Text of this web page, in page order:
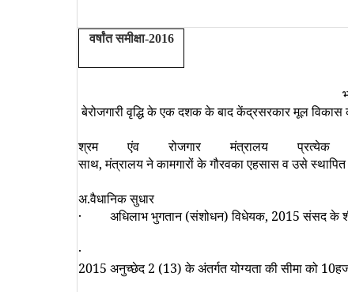
वर्षांतसमीक्षा-2016
बेरोजगारी वृद्धि के एक दशक के बाद केंद्रसरकार मूल विकास
श्रम एंव रोजगार मंत्रालय प्रत्येक
साथ,मंत्रालय ने कामगारों के गौरवका एहसास व उसे
अ.वैधानिक सुधार
· अधिलाभ भुगतान (संशोधन) विधेयक, 2015संसद के
2015 अनुच्छेद2 (13) के अंतर्गत योग्यता की सीमा को 10